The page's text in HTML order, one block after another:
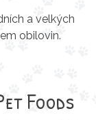
a velkých
obilovin.
Foods